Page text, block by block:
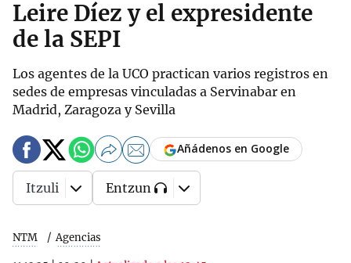
Leire Díez y el expresidente
de la SEPI
Los agentes de la UCO practican varios registros en
sedes de empresas vinculadas a Servinabar en
Madrid, Zaragoza y Sevilla
NTM Agencias
Añádenos en Google
Itzuli Entzun